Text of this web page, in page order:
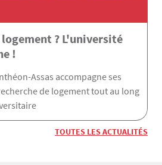
logement ? L'université
!
Assas accompagne ses
de logement tout au long
TOUTES LES ACTUALITÉS